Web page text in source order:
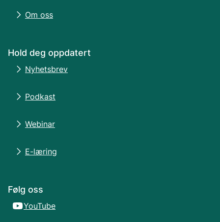
Om oss
Hold deg oppdatert
Nyhetsbrev
Podkast
Webinar
E-læring
Følg oss
YouTube